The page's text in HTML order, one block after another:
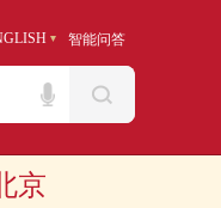
智能问答
京